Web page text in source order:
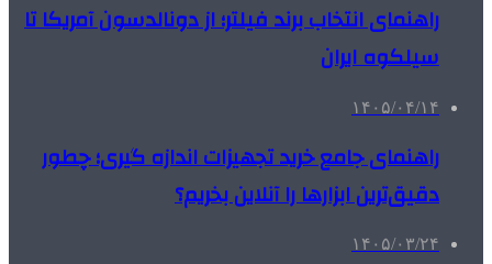
راهنمای انتخاب برند فیلتر؛ از دونالدسون آمریکا تا
سیلکوه ایران
۱۴۰۵/۰۴/۱۴
راهنمای جامع خرید تجهیزات اندازه گیری؛ چطور
دقیق‌ترین ابزارها را آنلاین بخریم؟
۱۴۰۵/۰۳/۲۴